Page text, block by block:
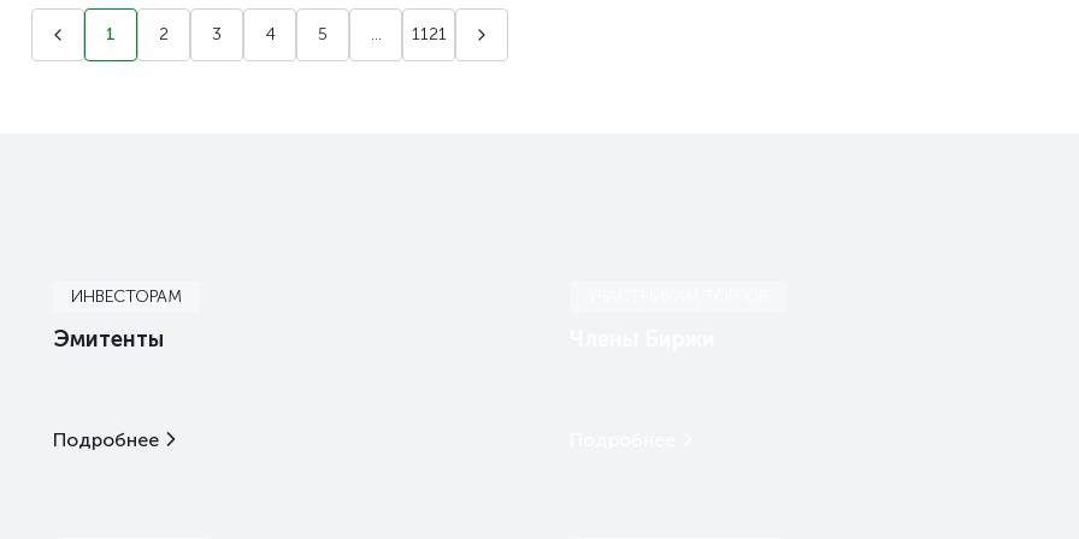
1 2 3 4 5 ... 1121
ИНВЕСТОРАМ
Эмитенты
Подробнее